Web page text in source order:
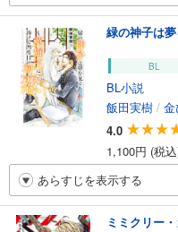
緑の神子は
BL
BL小説
飯田実樹 / 金
4.0
1,100円 (税
あらすじを表示する
ミミクリー